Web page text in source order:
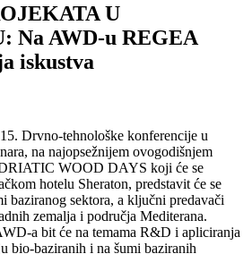
U
Na AWD-u REGEA
iskustva
Drvno-tehnološke konferencije u
na najopsežnijem ovogodišnjem
WOOD DAYS koji će se
hotelu Sheraton, predstavit će se
baziranog sektora, a ključni predavači
zemalja i područja Mediterana.
a bit će na temama R&D i apliciranja
bio-baziranih i na šumi baziranih